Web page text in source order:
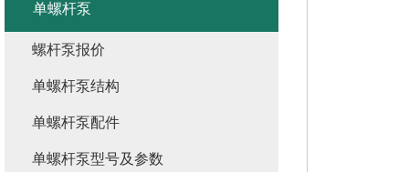
单螺杆泵
螺杆泵报价
单螺杆泵结构
单螺杆泵配件
单螺杆泵型号及参数